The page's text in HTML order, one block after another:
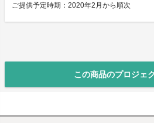
ご提供予定時期：2020年2月から順次
この商品のプロジェ